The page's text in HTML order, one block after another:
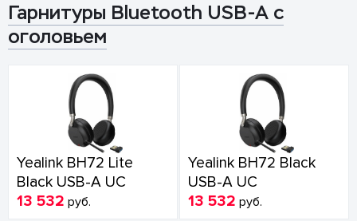
Гарнитуры Bluetooth USB-A с
оголовьем
Yealink BH72 Lite
Black USB-A UC
13 532 руб.
Yealink BH72 Black
USB-A UC
13 532 руб.